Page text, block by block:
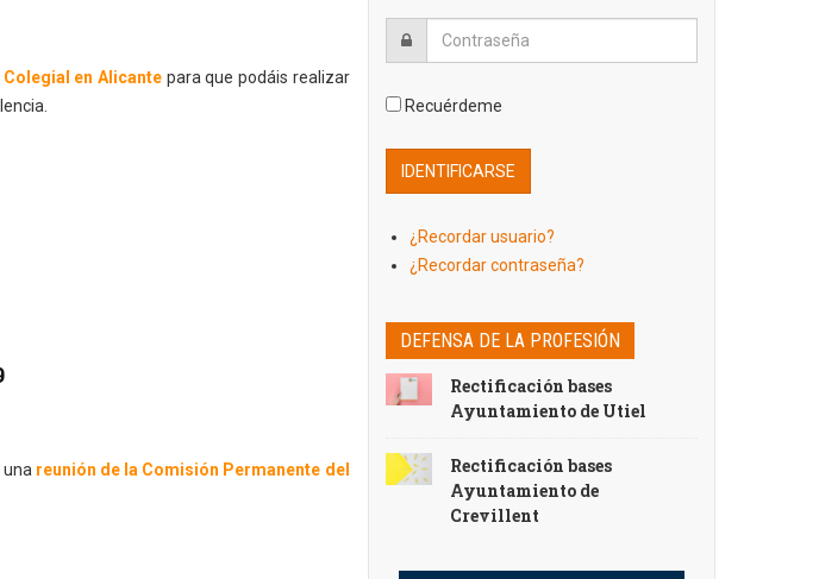
en Alicantepara que podáis realizar
reunión de la Comisión Permanente del
Recuérdeme
¿Recordar usuario?
¿Recordar contraseña?
DEFENSA DE LA PROFESIÓN
Rectificación bases
Ayuntamiento de Utiel
Rectificación bases
Ayuntamiento de
Crevillent